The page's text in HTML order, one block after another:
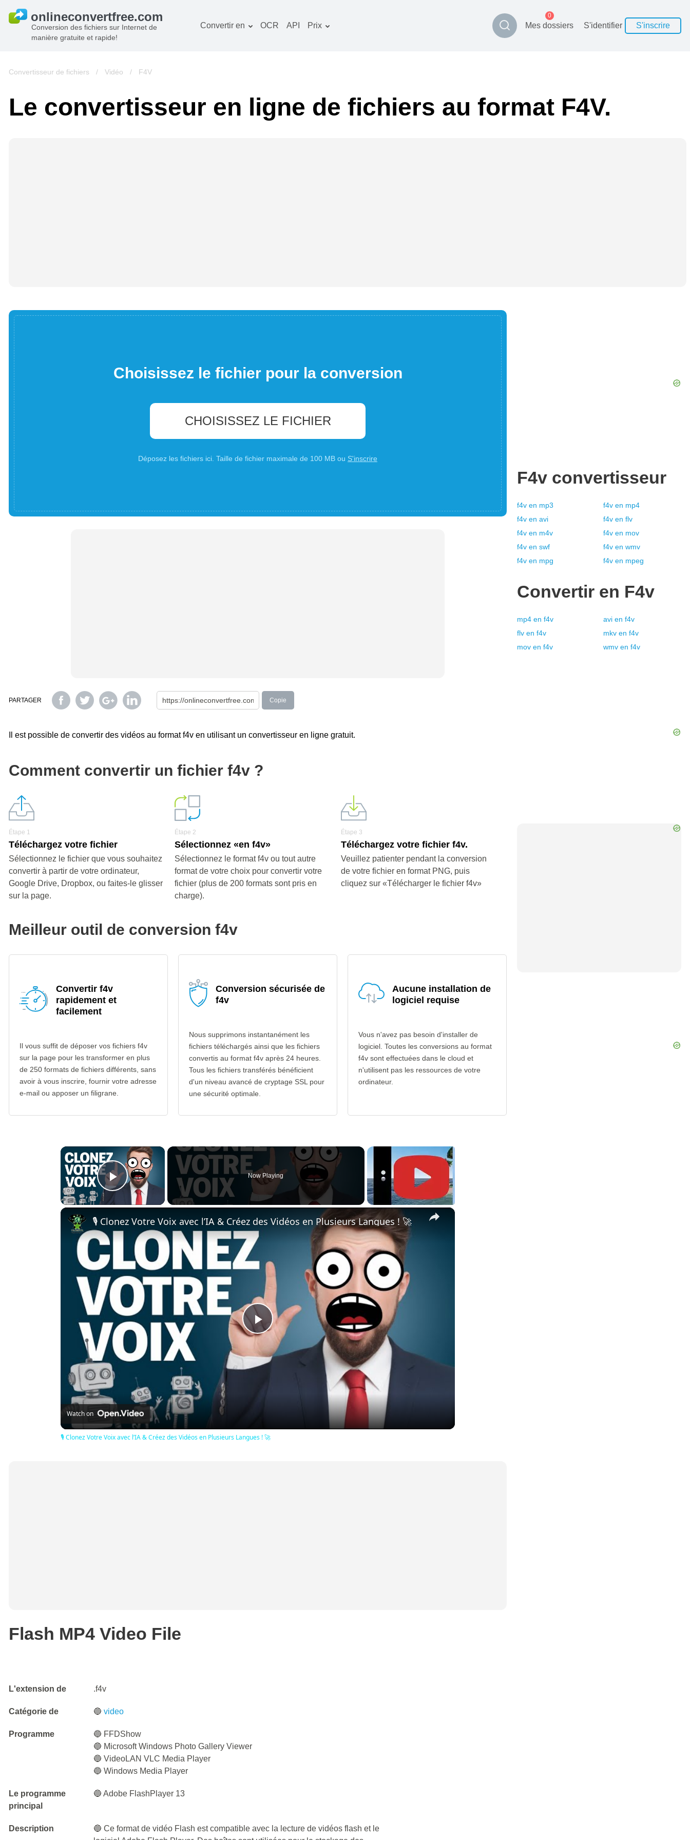
Conversion des fichiers sur Internet de
manière gratuite et rapide!
Convertir en
Livres convertisseur
OCR API Prix Mes dossiers
0
S'identifier S'inscrire
Convertisseur de fichiers / Vidéo / F4V
Le convertisseur en ligne de fichiers au format F4V.
Choisissez le fichier pour la conversion
CHOISISSEZ LE FICHIER
Déposez les fichiers ici. Taille de fichier maximale de 100 MB ou S'inscrire
PARTAGER Copie
Il est possible de convertir des vidéos au format f4v en utilisant un convertisseur en ligne gratuit.
Comment convertir un fichier f4v ?
Étape 1
Téléchargez votre fichier
Sélectionnez le fichier que vous souhaitez
convertir à partir de votre ordinateur,
Google Drive, Dropbox, ou faites-le glisser
sur la page.
Étape 2
Sélectionnez «en f4v»
Sélectionnez le format f4v ou tout autre
format de votre choix pour convertir votre
fichier (plus de 200 formats sont pris en
charge).
Étape 3
Téléchargez votre fichier f4v.
Veuillez patienter pendant la conversion
de votre fichier en format PNG, puis
cliquez sur «Télécharger le fichier f4v»
Meilleur outil de conversion f4v
Convertir f4v
rapidement et
facilement
Il vous suffit de déposer vos fichiers f4v
sur la page pour les transformer en plus
de 250 formats de fichiers différents, sans
avoir à vous inscrire, fournir votre adresse
e-mail ou apposer un filigrane.
Conversion sécurisée de
f4v
Nous supprimons instantanément les
fichiers téléchargés ainsi que les fichiers
convertis au format f4v après 24 heures.
Tous les fichiers transférés bénéficient
d'un niveau avancé de cryptage SSL pour
une sécurité optimale.
Aucune installation de
logiciel requise
Vous n'avez pas besoin d'installer de
logiciel. Toutes les conversions au format
f4v sont effectuées dans le cloud et
n'utilisent pas les ressources de votre
ordinateur.
×
Play Video
Now Playing
×
Play
Video
🎙️ Clonez Votre Voix avec l’IA & Créez des Vidéos en Plusieurs Langues ! 🚀
Watch on
🎙️ Clonez Votre Voix avec l’IA & Créez des Vidéos en Plusieurs Langues ! 🚀
Flash MP4 Video File
L'extension de .f4v
Catégorie de 🔵video
Programme
🔵 FFDShow
🔵 Microsoft Windows Photo Gallery Viewer
🔵 VideoLAN VLC Media Player
🔵 Windows Media Player
Le programme
principal
🔵 Adobe FlashPlayer 13
Description
🔵 Ce format de vidéo Flash est compatible avec la lecture de vidéos flash et le
F4v convertisseur
f4v en mp3 f4v en mp4
f4v en avi f4v en flv
f4v en m4v f4v en mov
f4v en swf f4v en wmv
f4v en mpg f4v en mpeg
Convertir en F4v
mp4 en f4v avi en f4v
flv en f4v mkv en f4v
mov en f4v wmv en f4v